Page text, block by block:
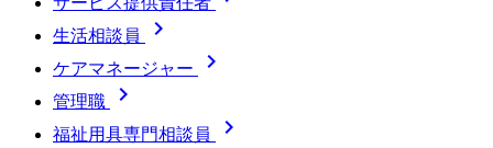
生活相談員 
ケアマネージャー 
管理職 
福祉用具専門相談員 